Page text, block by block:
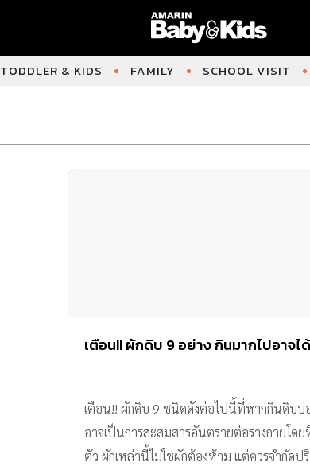
TODDLER & KIDS FAMILY SCHOOL VISIT
เตือน!! ผักดิบ 9 อย่าง กินมากไปอาจไ
เตือน!! ผักดิบ 9 ชนิดดังต่อไปนี้ที่หากกินดิบบ่
อาจเป็นการสะสมสารอันตรายต่อร่างกายโดย
ตัว ผักเหล่านี้ไม่ใช่ผักต้องห้าม แต่ควรจำกัดป